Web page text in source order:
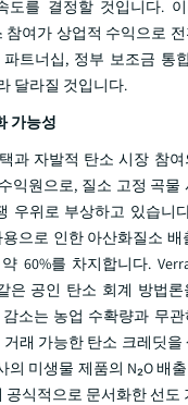
도를 결정할 것입니다.
참여가 상업적 수익으로
트너십, 정부 보조금 통
달라질 것입니다.
가능성
과 자발적 탄소 시장 참
익원으로, 질소 고정 곡물
우위로 부상하고 있습니
으로 인한 아산화질소 배
60%를 차지합니다.
은 공인 탄소 회계 방법
소는 농업 수확량과 무
래 가능한 탄소 크레딧을
의 미생물 제품의 N₂O 배
공식적으로 문서화한 선도